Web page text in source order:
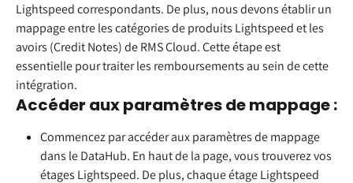
Lightspeed correspondants. De plus, nous devons établir un
mappage entre les catégories de produits Lightspeed et les
avoirs (Credit Notes) de RMS Cloud. Cette étape est
essentielle pour traiter les remboursements au sein de cette
intégration.
Accéder aux paramètres de mappage :
Commencez par accéder aux paramètres de mappage
dans le DataHub. En haut de la page, vous trouverez vos
étages Lightspeed. De plus, chaque étage Lightspeed